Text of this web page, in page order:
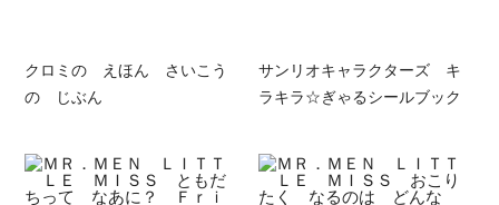
クロミの えほん さいこう
の じぶん
サンリオキャラクターズ キ
ラキラ☆ぎゃるシールブック